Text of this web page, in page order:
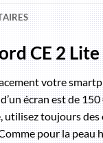
CE 2 Lite
votre
écran est de
utilisez toujours des
pour la peau